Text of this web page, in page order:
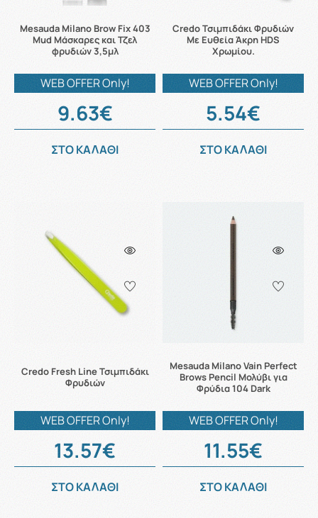
Mesauda Milano Brow Fix 403
Mud Μάσκαρες και Τζελ
φρυδιών 3,5μλ
WEB OFFER Only!
9.63€
ΣΤΟ ΚΑΛΑΘΙ
Credo Τσιμπιδάκι Φρυδιών
Με Ευθεία Άκρη HDS
Χρωμίου.
WEB OFFER Only!
5.54€
ΣΤΟ ΚΑΛΑΘΙ
Credo Fresh Line Τσιμπιδάκι
Φρυδιών
WEB OFFER Only!
13.57€
ΣΤΟ ΚΑΛΑΘΙ
Mesauda Milano Vain Perfect
Brows Pencil Μολύβι για
Φρύδια 104 Dark
WEB OFFER Only!
11.55€
ΣΤΟ ΚΑΛΑΘΙ